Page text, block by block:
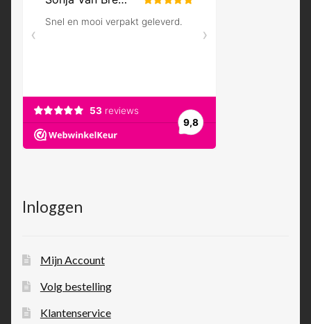
Inloggen
Mijn Account
Volg bestelling
Klantenservice